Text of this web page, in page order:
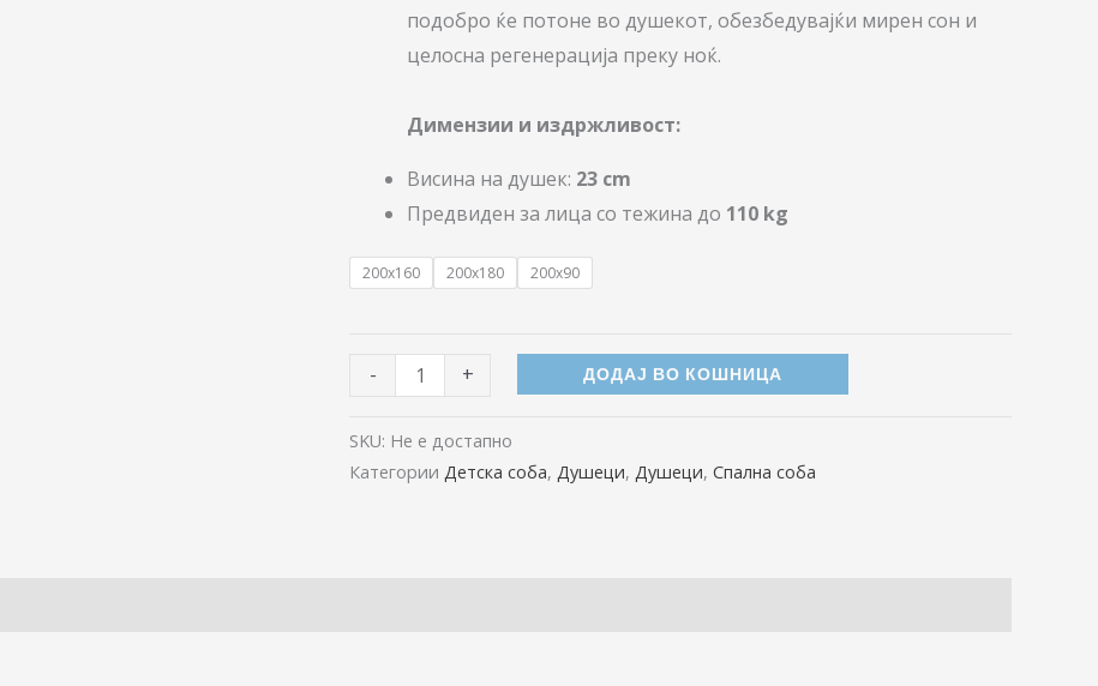
подобро ќе потоне во душекот, обезбедувајќи мирен сон и
целосна регенерација преку ноќ.
Димензии и издржливост:
Висина на душек: 23 cm
Предвиден за лица со тежина до 110 kg
200x160 200x180 200x90
- + ДОДАЈ ВО КОШНИЦА
SKU: Не е достапно
Категории Детска соба, Душеци, Душеци, Спална соба